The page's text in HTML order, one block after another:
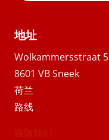
地址
Wolkammersstraat 5
8601 VB Sneek
荷兰
路线
跟随我们